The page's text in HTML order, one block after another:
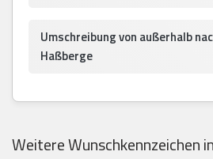
Umschreibung von außerhalb
Haßberge
Weitere Wunschkennzeichen